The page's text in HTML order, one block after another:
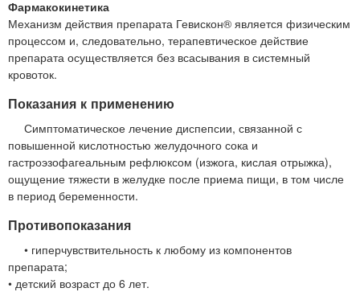
Фармакокинетика
Механизм действия препарата Гевискон® является физическим
процессом и, следовательно, терапевтическое действие
препарата осуществляется без всасывания в системный
кровоток.
Показания к применению
Симптоматическое лечение диспепсии, связанной с
повышенной кислотностью желудочного сока и
гастроэзофагеальным рефлюксом (изжога, кислая отрыжка),
ощущение тяжести в желудке после приема пищи, в том числе
в период беременности.
Противопоказания
• гиперчувствительность к любому из компонентов
препарата;
• детский возраст до 6 лет.